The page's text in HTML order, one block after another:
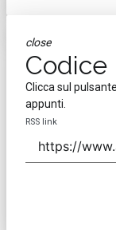
close
Codice
Clicca sul
appunti.
RSS link